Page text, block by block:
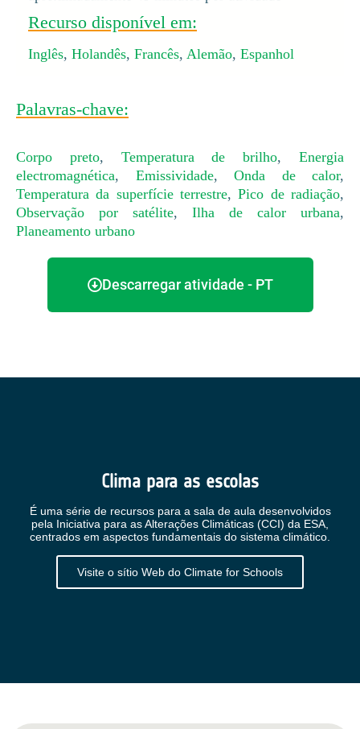
Recurso disponível em:
Inglês, Holandês, Francês, Alemão, Espanhol
Palavras-chave:
Corpo preto, Temperatura de brilho,Energia
electromagnética, Emissividade, Onda de calor,
Temperatura da superfície terrestre,Pico de radiação,
Observação por satélite, Ilha de calor urbana,
Planeamento urbano
Descarregar atividade - PT
Clima para as escolas
É uma série de recursos para a sala de aula desenvolvidos
pela Iniciativa para as Alterações Climáticas (CCI) da ESA,
centrados em aspectos fundamentais do sistema climático.
Visite o sítio Web do Climate for Schools